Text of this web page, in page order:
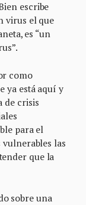
escribe
virus el que
es “un
como
ya está aquí y
de crisis
para el
vulnerables las
que la
sobre una